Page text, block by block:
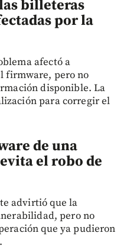
billeteras
por la
afectó a
firmware, pero no
disponible. La
para corregir el
de una
el robo de
advirtió que la
pero no
que ya pudieron